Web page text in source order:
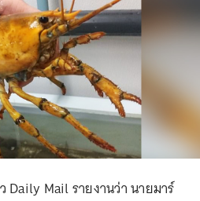
Daily Mail รายงานว่า นายมาร์